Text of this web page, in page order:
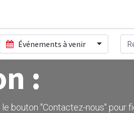
Événements à venir
:
bouton ''Contactez-nous" pour